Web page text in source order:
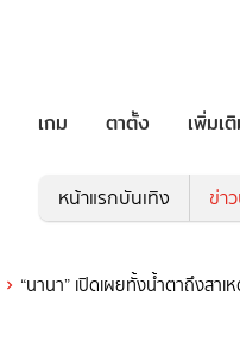
เกม ตาตั้ง เพิ่มเ
หน้าแรกบันเทิง ข่า
“นานา” เปิดเผยทั้งน้ำตาถึงสา